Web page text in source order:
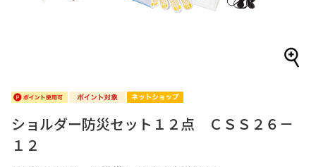
ショルダー防災セット１２点 ＣＳＳ２６－
１２